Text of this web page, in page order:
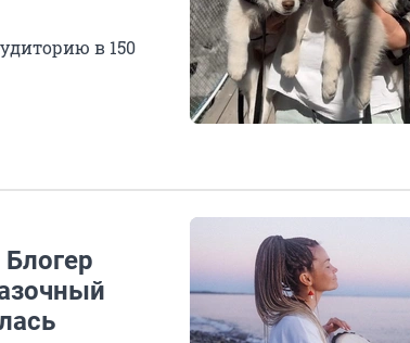
в 150